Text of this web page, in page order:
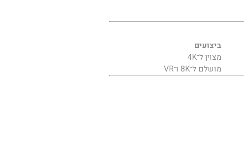
ביצועים
מצוין ל־4K
מושלם ל־8K ו־VR